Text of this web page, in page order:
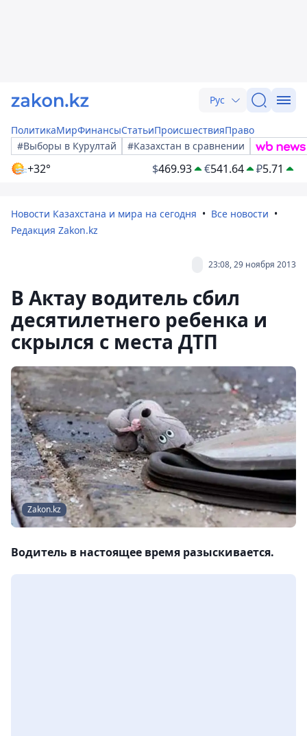
Рус
ПолитикаМирФинансыСтатьиПроисшествияПраво
#Выборы в Курултай
#Казахстан в сравнении
+32° $469.93 €541.64 ₽5.71
Новости Казахстана и мира на сегодня
Все новости
Редакция Zakon.kz
23:08, 29 ноября 2013
В Актау водитель сбил
десятилетнего ребенка и
скрылся с места ДТП
Zakon.kz
Водитель в настоящее время разыскивается.